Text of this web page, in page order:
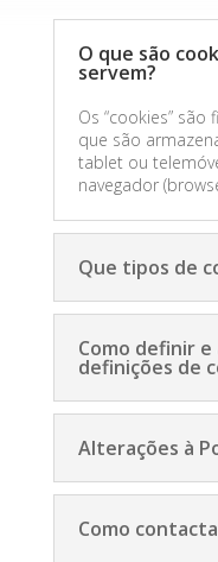
O que são
servem?
Os “cookies”
que são
tablet ou
navegador
Que tipos de
Como definir
definições de
Alterações à
Como